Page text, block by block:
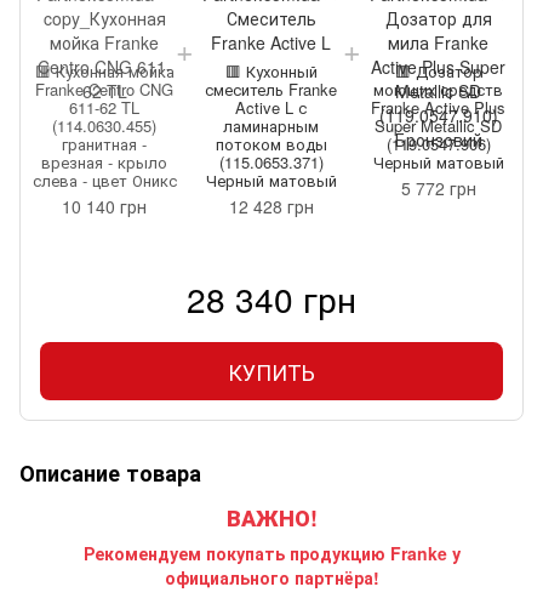
🟥 Кухонная мойка
Franke Centro CNG
611-62 TL
(114.0630.455)
гранитная -
врезная - крыло
слева - цвет Оникс
10 140 грн
🟥 Кухонный
смеситель Franke
Active L с
ламинарным
потоком воды
(115.0653.371)
Черный матовый
12 428 грн
🟥 Дозатор
моющих средств
Franke Active Plus
Super Metallic SD
(119.0547.906)
Черный матовый
5 772 грн
28 340 грн
КУПИТЬ
Описание товара
ВАЖНО!
Рекомендуем покупать продукцию Franke у
официального партнёра!